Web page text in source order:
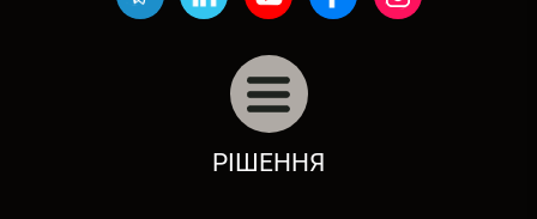
АВТОБІЗНЕС: АВТОСАЛОНИ, СТО
РІШЕННЯ